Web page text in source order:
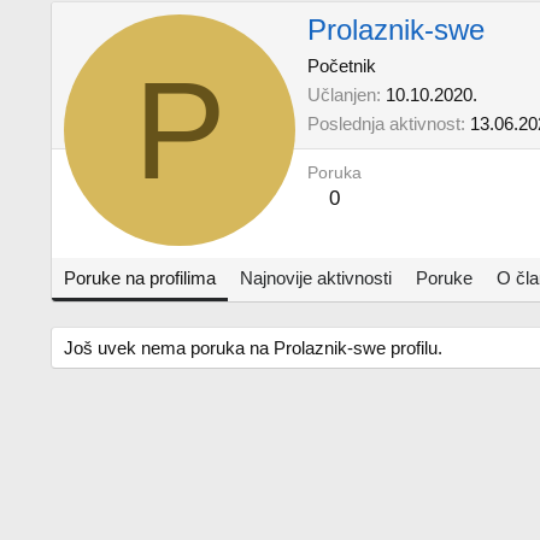
P
Prolaznik-swe
Početnik
Učlanjen 10.10.2020.
Poslednja aktivnost
Poruka
0
Poruke na profilima Najnovije aktivnosti Poruke O
Još uvek nema poruka na Prolaznik-swe profilu.